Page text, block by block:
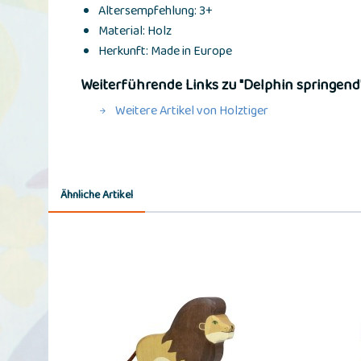
Altersempfehlung: 3+
Material: Holz
Herkunft: Made in Europe
Weiterführende Links zu "Delphin
Weitere Artikel von Holztiger
Ähnliche Artikel